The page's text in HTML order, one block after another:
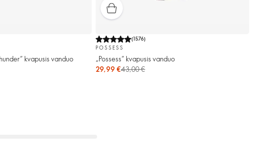
kvapusis vanduo
(1576)
POSSESS
„Possess“ kvapusis vanduo
29,99 €43,00 €